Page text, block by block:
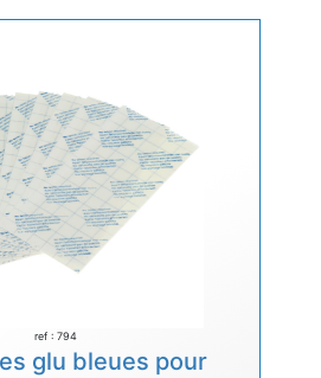
ref : 794
glu bleues pour